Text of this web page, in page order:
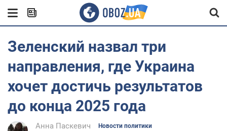
Зеленский назвал три
направления, где Украина
хочет достичь результатов
до конца 2025 года
Анна Паскевич Новости политики